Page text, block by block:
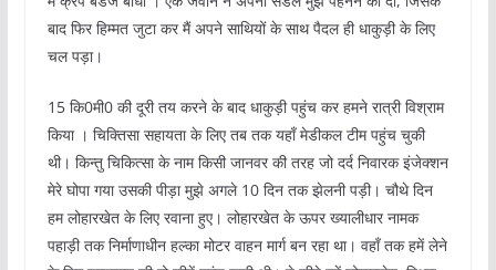
बाद फिर हिम्‍मत जुटा कर मैं अपने साथियों के साथ पैदल ही धाकुड़ी के लिए
चल पड़ा।
15 कि0मी0 की दूरी तय करने के बाद धाकुड़ी पहुंच कर हमने रात्री विश्राम
किया । चिक्तिसा सहायता के लिए तब तक यहाँ मेडीकल टीम पहुंच चुकी
थी। किन्तु चिकित्सा के नाम किसी जानवर की तरह जो दर्द निवारक इंजेक्शन
मेरे घोपा गया उसकी पीड़ा मुझे अगले 10 दिन तक झेलनी पड़ी। चौथे दिन
हम लोहारखेत के लिए रवाना हुए। लोहारखेत के ऊपर ख्‍यालीधार नामक
पहाड़ी तक निर्माणाधीन हल्‍का मोटर वाहन मार्ग बन रहा था। वहॉं तक हमें लेने